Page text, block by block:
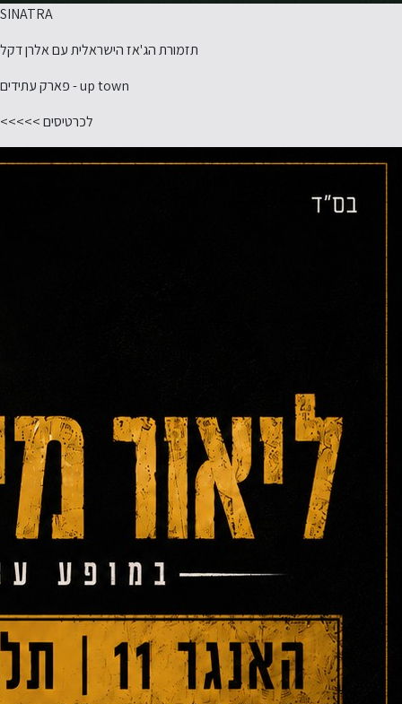
SINATRA
תזמורת הג'אז הישראלית עם אלרן דקל
up town - פארק עתידים
לכרטיסים >>>>>